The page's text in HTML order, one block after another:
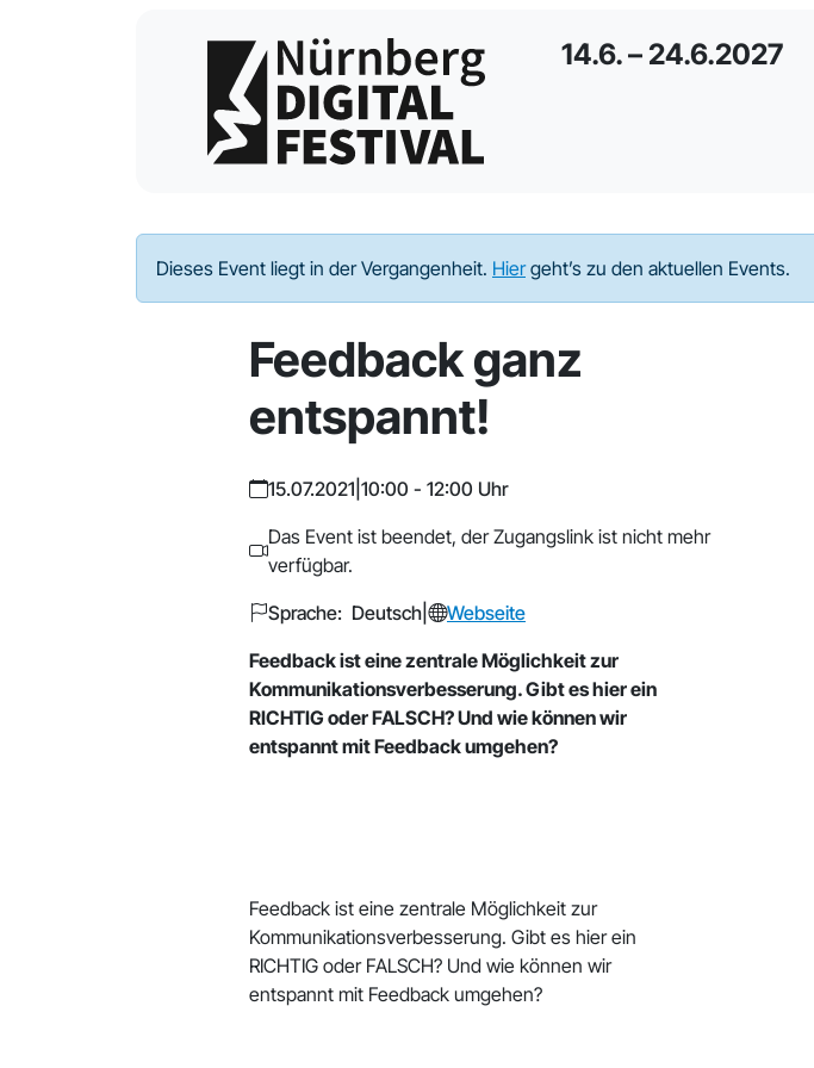
14.6. – 24.6.2027
Dieses Event liegt in der Vergangenheit. Hiergeht’s zu den aktuellen Events.
Feedback ganz
entspannt!
15.07.2021 10:00 - 12:00 Uhr
Das Event ist beendet, der Zugangslink ist nicht mehr
verfügbar.
Sprache: Deutsch
Webseite
Feedback ist eine zentrale Möglichkeit zur
Kommunikationsverbesserung. Gibt es hier ein
RICHTIG oder FALSCH? Und wie können wir
entspannt mit Feedback umgehen?
Feedback ist eine zentrale Möglichkeit zur
Kommunikationsverbesserung. Gibt es hier ein
RICHTIG oder FALSCH? Und wie können wir
entspannt mit Feedback umgehen?